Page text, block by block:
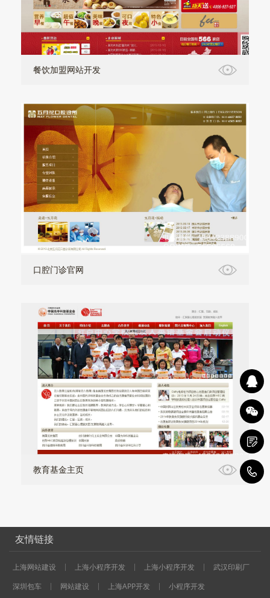
餐饮加盟网站开发
口腔门诊官网
教育基金主页
友情链接
上海网站建设 上海小程序开发 上海小程序开发
武汉印刷厂
深圳包车
网站建设 上海APP开发 小程序开发